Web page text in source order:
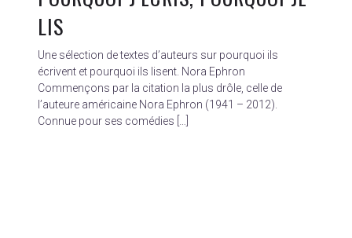
LIS
Une sélection de textes d’auteurs sur pourquoi ils
écrivent et pourquoi ils lisent. Nora Ephron
Commençons par la citation la plus drôle, celle de
l’auteure américaine Nora Ephron (1941 – 2012).
Connue pour ses comédies […]